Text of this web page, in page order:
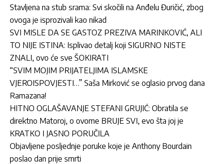
Stavljena na stub srama: Svi skočili na Anđelu Đuričić, zbog
ovoga je isprozivali kao nikad
SVI MISLE DA SE GASTOZ PREZIVA MARINKOVIĆ, ALI
TO NIJE ISTINA: Isplivao detalj koji SIGURNO NISTE
ZNALI, ovo će sve ŠOKIRATI
“SVIM MOJIM PRIJATELJIMA ISLAMSKE
VJEROISPOVJESTI…” Saša Mirković se oglasio prvog dana
Ramazana!
HITNO OGLAŠAVANJE STEFANI GRUJIĆ: Obratila se
direktno Matoroj, o ovome BRUJE SVI, evo šta joj je
KRATKO I JASNO PORUČILA
Objavljene posljednje poruke koje je Anthony Bourdain
poslao dan prije smrti